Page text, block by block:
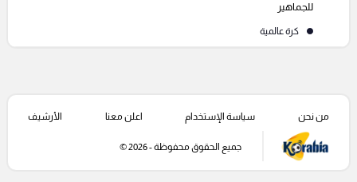
للجماهير
كرة عالمية
من نحن سياسة الإستخدام اعلن معنا الأرشيف
جميع الحقوق محفوظة - 2026 ©